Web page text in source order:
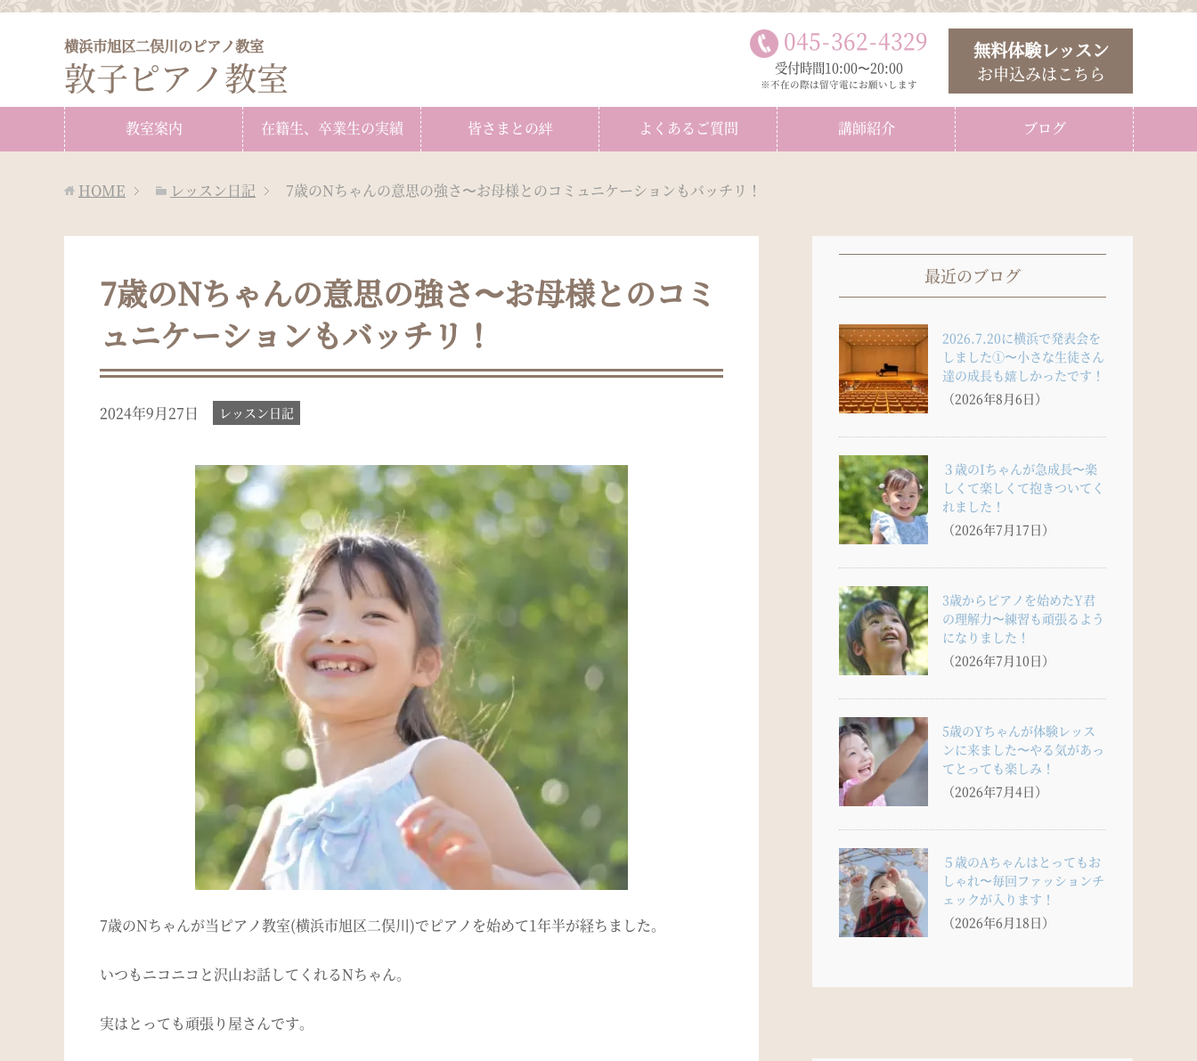
横浜市旭区二俣川のピアノ教室
敦子ピアノ教室
045-362-4329
受付時間10:00〜20:00
※不在の際は留守電にお願いします
無料体験レッスン
お申込みはこちら
教室案内 在籍生、卒業生の実績 皆さまとの絆 よくあるご質問 講師紹介 ブログ
HOME レッスン日記 7歳のNちゃんの意思の強さ〜お母様とのコミュニケーションもバッチリ！
7歳のNちゃんの意思の強さ〜お母様とのコミ
ュニケーションもバッチリ！
2024年9月27日 レッスン日記
7歳のNちゃんが当ピアノ教室(横浜市旭区二俣川)でピアノを始めて1年半が経ちました。
いつもニコニコと沢山お話してくれるNちゃん。
実はとっても頑張り屋さんです。
最近のブログ
2026.7.20に横浜で発表会を
しました①〜小さな生徒さん
達の成長も嬉しかったです！
（2026年8月6日）
３歳のIちゃんが急成長〜楽
しくて楽しくて抱きついてく
れました！
（2026年7月17日）
3歳からピアノを始めたY君
の理解力〜練習も頑張るよう
になりました！
（2026年7月10日）
5歳のYちゃんが体験レッス
ンに来ました〜やる気があっ
てとっても楽しみ！
（2026年7月4日）
５歳のAちゃんはとってもお
しゃれ〜毎回ファッションチ
ェックが入ります！
（2026年6月18日）